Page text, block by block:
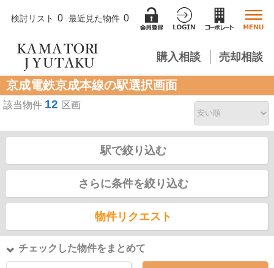
検討リスト 0 最近見た物件 0
購入相談 売却相談
京成電鉄京成本線の駅選択画面
該当物件 12 区画
駅で絞り込む
さらに条件を絞り込む
物件リクエスト
チェックした物件をまとめて